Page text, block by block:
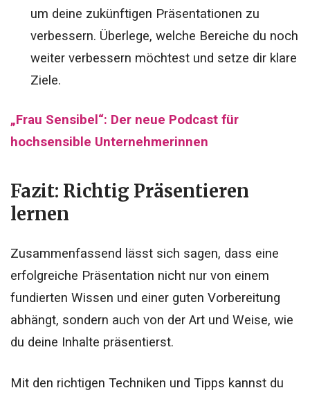
um deine zukünftigen Präsentationen zu
verbessern. Überlege, welche Bereiche du noch
weiter verbessern möchtest und setze dir klare
Ziele.
„Frau Sensibel“: Der neue Podcast für
hochsensible Unternehmerinnen
Fazit: Richtig Präsentieren
lernen
Zusammenfassend lässt sich sagen, dass eine
erfolgreiche Präsentation nicht nur von einem
fundierten Wissen und einer guten Vorbereitung
abhängt, sondern auch von der Art und Weise, wie
du deine Inhalte präsentierst.
Mit den richtigen Techniken und Tipps kannst du